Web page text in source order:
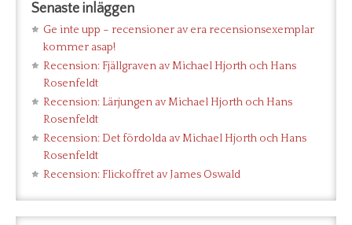
Senaste inläggen
Ge inte upp – recensioner av era recensionsexemplar
kommer asap!
Recension: Fjällgraven av Michael Hjorth och Hans
Rosenfeldt
Recension: Lärjungen av Michael Hjorth och Hans
Rosenfeldt
Recension: Det fördolda av Michael Hjorth och Hans
Rosenfeldt
Recension: Flickoffret av James Oswald